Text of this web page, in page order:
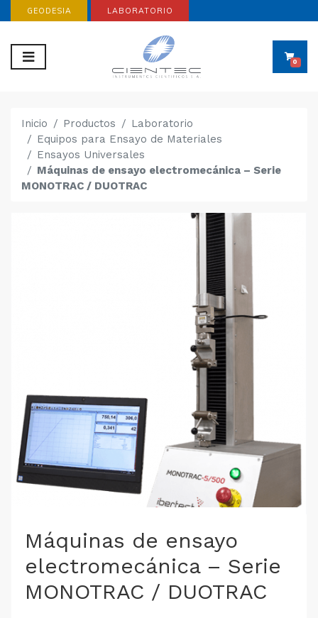
GEODESIA LABORATORIO
0
Inicio Productos
Laboratorio
Equipos para Ensayo de Materiales
Ensayos Universales
Máquinas de ensayo electromecánica – Serie
MONOTRAC / DUOTRAC
Máquinas de ensayo
electromecánica – Serie
MONOTRAC / DUOTRAC